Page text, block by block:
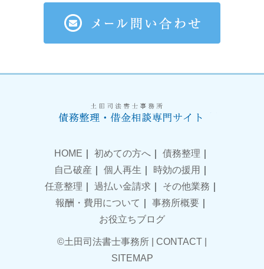
HOME 初めての方へ 債務整理
自己破産
個人再生 時効の援用
任意整理
過払い金請求 その他業務
報酬・費用について
事務所概要
お役立ちブログ
©土田司法書士事務所 | CONTACT
SITEMAP